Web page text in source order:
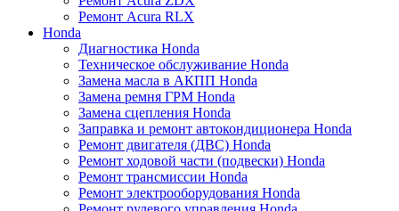
Ремонт Acura RLX
Honda
Диагностика Honda
Техническое обслуживание Honda
Замена масла в АКПП Honda
Замена ремня ГРМ Honda
Замена сцепления Honda
Заправка и ремонт автокондиционера Honda
Ремонт двигателя (ДВС) Honda
Ремонт ходовой части (подвески) Honda
Ремонт трансмиссии Honda
Ремонт электрооборудования Honda